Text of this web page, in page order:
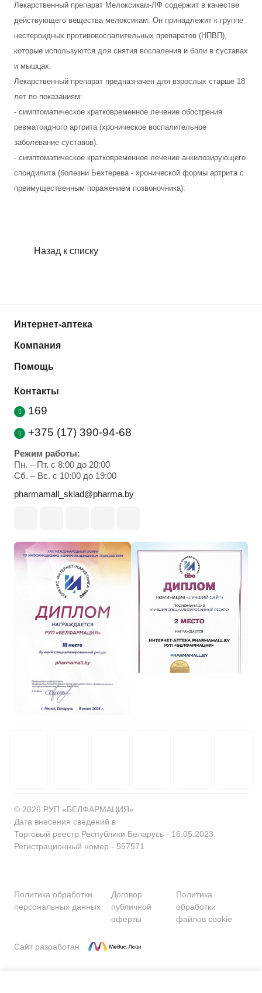
Лекарственный препарат Мелоксикам-ЛФ содержит в качестве
действующего вещества мелоксикам. Он принадлежит к группе
нестероидных противовоспалительных препаратов (НПВП),
которые используются для снятия воспаления и боли в суставах
и мышцах.
Лекарственный препарат предназначен для взрослых старше 18
лет по показаниям:
- симптоматическое кратковременное лечение обострения
ревматоидного артрита (хроническое воспалительное
заболевание суставов).
- симптоматическое кратковременное лечение анкилозирующего
спондилита (болезни Бехтерева - хронической формы артрита с
преимущественным поражением позвоночника).
Назад к списку
Интернет-аптека
Компания
Помощь
Контакты
169
+375 (17) 390-94-68
Режим работы:
Пн. – Пт. с 8:00 до 20:00
Cб. – Вс. с 10:00 до 19:00
pharmamall_sklad@pharma.by
© 2026 РУП «БЕЛФАРМАЦИЯ»
Дата внесения сведений в
Торговый реестр Республики Беларусь - 16.05.2023.
Регистрационный номер - 557571
Политика обработки
персональных данных
Договор
публичной
оферты
Политика
обработки
файлов cookie
Сайт разработан